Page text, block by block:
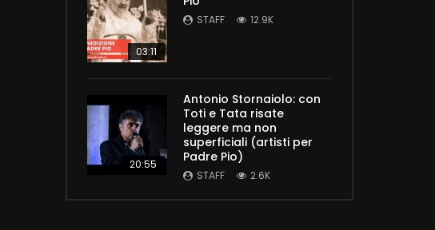
03:11
STAFF 12.9K
20:55
Antonio Stornaiolo: con
Toti e Tata risate
leggere ma non
superficiali (artisti per
Padre Pio)
STAFF 2.6K